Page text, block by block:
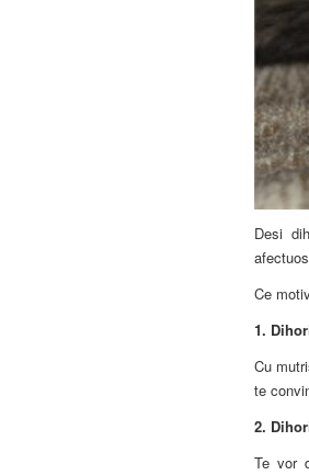
Desi
Ce
1.
Cu
te
2.
Te vor